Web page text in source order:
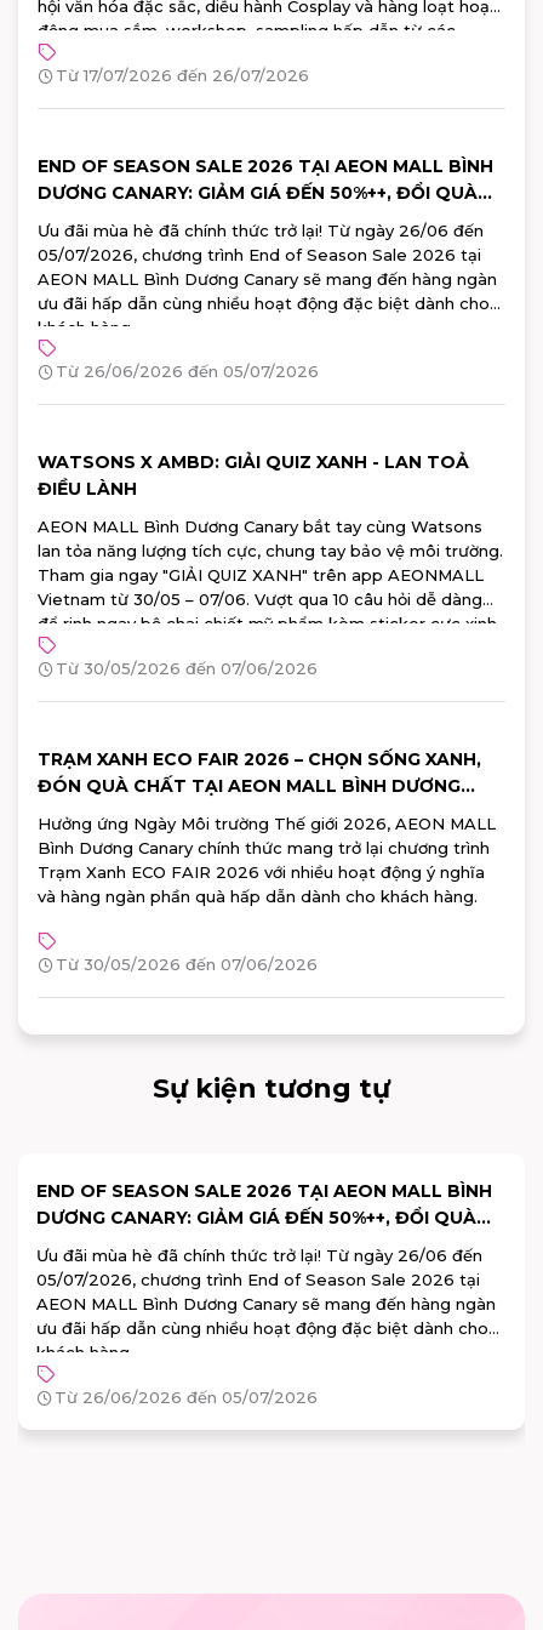
hội văn hóa đặc sắc, diễu hành Cosplay và hàng loạt hoạt
động mua sắm, workshop, sampling hấp dẫn từ các
thương hiệu Nhật Bản hàng đầu. Đăng ký tham gia ngay!
Từ 17/07/2026 đến 26/07/2026
END OF SEASON SALE 2026 TẠI AEON MALL BÌNH
DƯƠNG CANARY: GIẢM GIÁ ĐẾN 50%++, ĐỔI QUÀ
100% TRÚNG
Ưu đãi mùa hè đã chính thức trở lại! Từ ngày 26/06 đến
05/07/2026, chương trình End of Season Sale 2026 tại
AEON MALL Bình Dương Canary sẽ mang đến hàng ngàn
ưu đãi hấp dẫn cùng nhiều hoạt động đặc biệt dành cho
khách hàng.
Từ 26/06/2026 đến 05/07/2026
WATSONS X AMBD: GIẢI QUIZ XANH - LAN TOẢ
ĐIỀU LÀNH
AEON MALL Bình Dương Canary bắt tay cùng Watsons
lan tỏa năng lượng tích cực, chung tay bảo vệ môi trường.
Tham gia ngay "GIẢI QUIZ XANH" trên app AEONMALL
Vietnam từ 30/05 – 07/06. Vượt qua 10 câu hỏi dễ dàng
để rinh ngay bộ chai chiết mỹ phẩm kèm sticker cực xinh
từ Watsons!
Từ 30/05/2026 đến 07/06/2026
TRẠM XANH ECO FAIR 2026 – CHỌN SỐNG XANH,
ĐÓN QUÀ CHẤT TẠI AEON MALL BÌNH DƯƠNG
CANARY
Hưởng ứng Ngày Môi trường Thế giới 2026, AEON MALL
Bình Dương Canary chính thức mang trở lại chương trình
Trạm Xanh ECO FAIR 2026 với nhiều hoạt động ý nghĩa
và hàng ngàn phần quà hấp dẫn dành cho khách hàng.
Từ 30/05/2026 đến 07/06/2026
Sự kiện tương tự
END OF SEASON SALE 2026 TẠI AEON MALL BÌNH
DƯƠNG CANARY: GIẢM GIÁ ĐẾN 50%++, ĐỔI QUÀ
100% TRÚNG
Ưu đãi mùa hè đã chính thức trở lại! Từ ngày 26/06 đến
05/07/2026, chương trình End of Season Sale 2026 tại
AEON MALL Bình Dương Canary sẽ mang đến hàng ngàn
ưu đãi hấp dẫn cùng nhiều hoạt động đặc biệt dành cho
khách hàng.
Từ 26/06/2026 đến 05/07/2026